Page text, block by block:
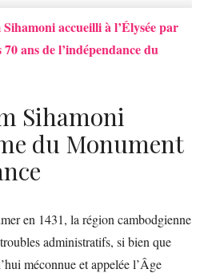
accueilli à l’Élysée par
ans de l’indépendance du
Sihamoni
du Monument
en 1431, la région cambodgienne
administratifs, si bien que
méconnue et appelée l’Âge